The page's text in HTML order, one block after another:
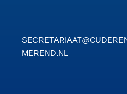
MEREND.NL